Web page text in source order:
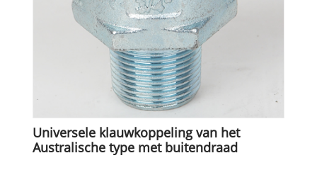
Universele klauwkoppeling van het
Australische type met buitendraad